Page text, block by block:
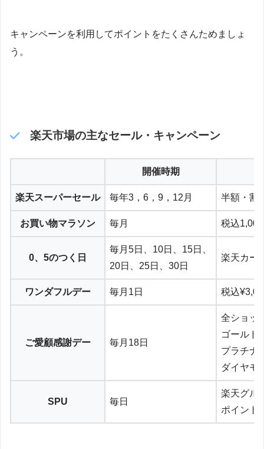
キャンペーンを利用してポイントをたくさんためましょ
う。
楽天市場の主なセール・キャンペーン
開催時期
楽天スーパーセール 毎年3，6，9，12月 半額・割
お買い物マラソン 毎月 税込
0、5のつく日
毎月5日、10日、15日、
20日、25日、30日
楽天カー
ワンダフルデー 毎月1日 税込
ご愛顧感謝デー 毎月18日
全ショッ
ゴールド
プラチナ
ダイヤモ
SPU 毎日
楽天グル
ポイント